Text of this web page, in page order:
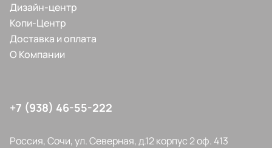
Дизайн-центр
Копи-Центр
Доставка и оплата
О Компании
+7 (938) 46-55-222
Россия, Сочи, ул. Северная, д.12 корпус 2 оф. 413